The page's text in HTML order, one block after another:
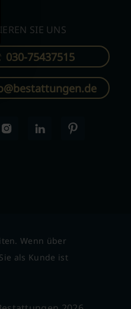
SIE UNS
030-75437515
Wenn über
als Kunde ist